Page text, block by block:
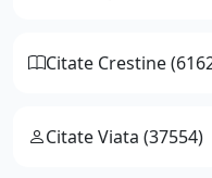
Citate Crestine
Citate Viata (37554)